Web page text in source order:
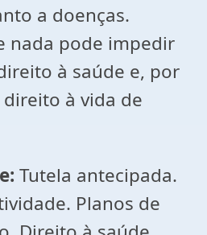
a doenças.
nada pode impedir
à saúde e, por
à vida de
Tutela antecipada.
Planos de